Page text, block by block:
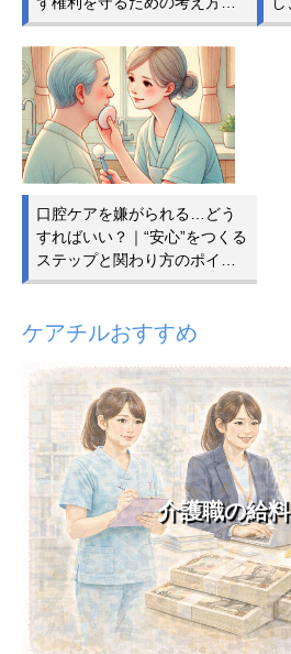
口腔ケアを嫌がられる…どう
すればいい？｜“安心”をつくる
ステップと関わり方のポイ…
ケアチルおすすめ
介護職の給